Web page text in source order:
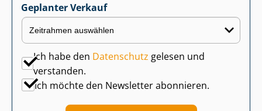
Geplanter Verkauf
Ich habe den Datenschutz gelesen und
verstanden.
Ich möchte den Newsletter abonnieren.